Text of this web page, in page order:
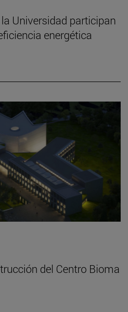
Universidad participan
energética
del Centro Bioma